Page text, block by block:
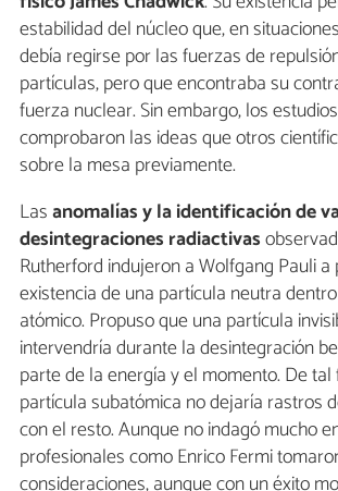
estabilidad del núcleo que, en
debía regirse por las fuerzas de
partículas, pero que encontraba su
fuerza nuclear. Sin embargo, los
comprobaron las ideas que otros
sobre la mesa previamente.
Lasanomalías y la identificación de
desintegraciones radiactivas
Rutherford indujeron a Wolfgang Pauli a
existencia de una partícula neutra
atómico. Propuso que una partícula
intervendría durante la desintegración
parte de la energía y el momento. De
partícula subatómica no dejaría rastros
con el resto. Aunque no indagó mucho
profesionales como Enrico Fermi
consideraciones, aunque con un éxito